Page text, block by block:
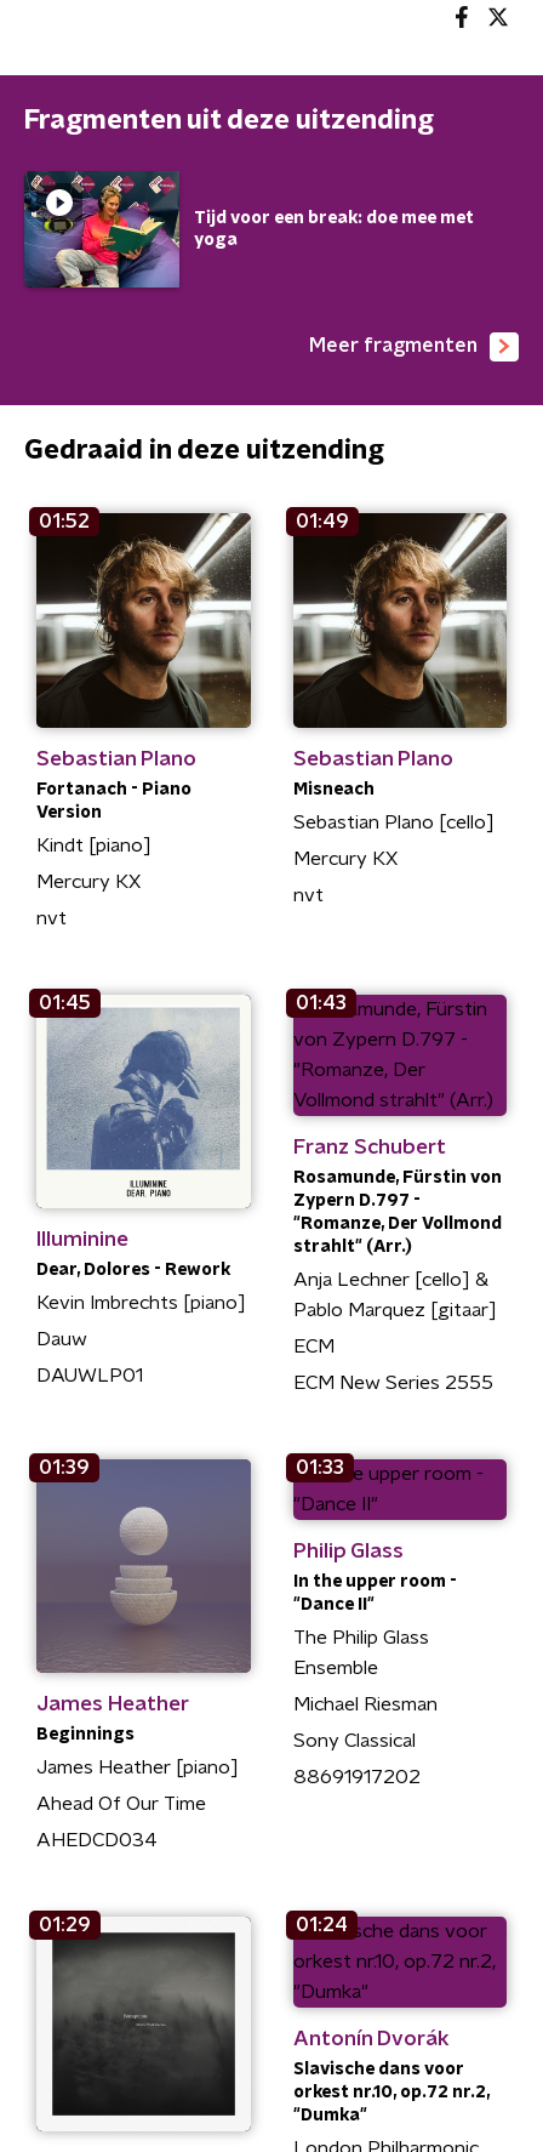
Fragmenten uit deze uitzending
Tijd voor een break: doe mee met
yoga
Meer fragmenten
Gedraaid in deze uitzending
01:52
Sebastian Plano
Fortanach - Piano
Version
Kindt [piano]
Mercury KX
nvt
01:49
Sebastian Plano
Misneach
Sebastian Plano [cello]
Mercury KX
nvt
01:45
Illuminine
Dear, Dolores - Rework
Kevin Imbrechts [piano]
Dauw
DAUWLP01
01:43
Franz Schubert
Rosamunde, Fürstin von
Zypern D.797 -
"Romanze, Der Vollmond
strahlt" (Arr.)
Anja Lechner [cello] &
Pablo Marquez [gitaar]
ECM
ECM New Series 2555
01:39
James Heather
Beginnings
James Heather [piano]
Ahead Of Our Time
AHEDCD034
01:33
Philip Glass
In the upper room -
"Dance II"
The Philip Glass
Ensemble
Michael Riesman
Sony Classical
88691917202
01:29 01:24
Antonín Dvorák
Slavische dans voor
orkest nr.10, op.72 nr.2,
"Dumka"